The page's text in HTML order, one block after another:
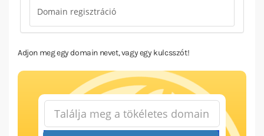
Adjon meg egy domain nevet, vagy egy kulcsszót!